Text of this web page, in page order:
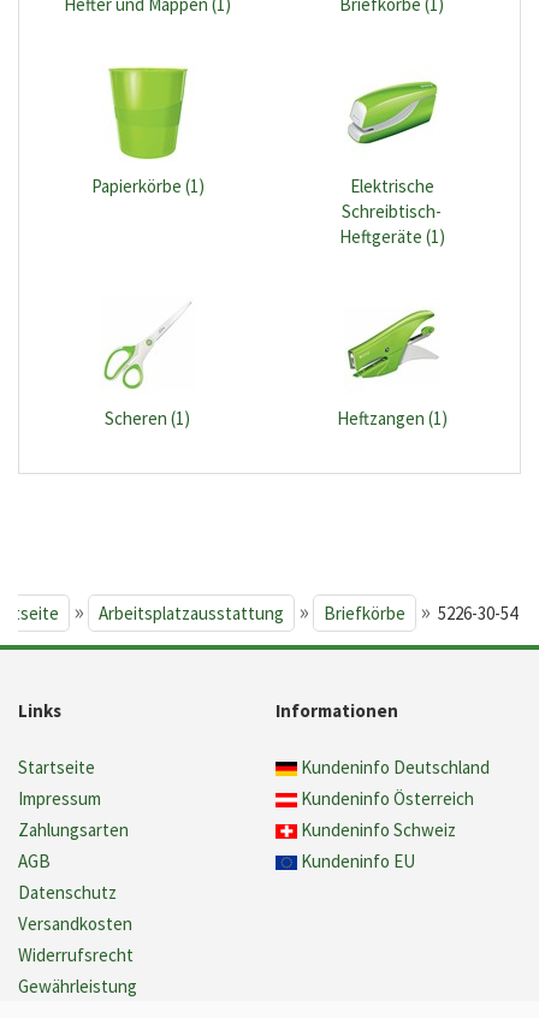
Papierkörbe (1)
Elektrische
Schreibtisch-
Heftgeräte (1)
Scheren (1) Heftzangen (1)
» Arbeitsplatzausstattung » Briefkörbe » 5226-30-54
Links
Startseite
Impressum
Zahlungsarten
AGB
Datenschutz
Versandkosten
Widerrufsrecht
Gewährleistung
Informationen
Kundeninfo Deutschland
Kundeninfo Österreich
Kundeninfo Schweiz
Kundeninfo EU